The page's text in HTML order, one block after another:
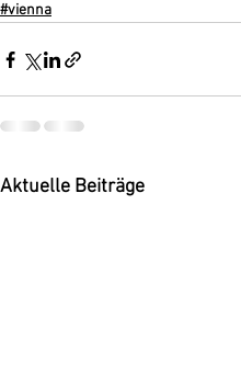
#vienna
Aktuelle Beiträge